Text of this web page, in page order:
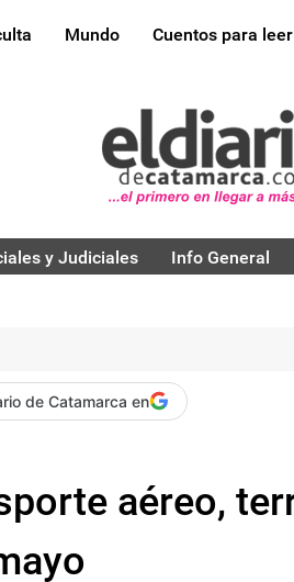
Mundo Cuentos para leer
y Judiciales Info General
de Catamarca en
aéreo,